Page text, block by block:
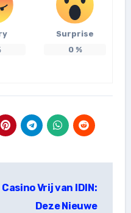
Surprise
0%
Casino Vrij van IDIN:
Deze Nieuwe